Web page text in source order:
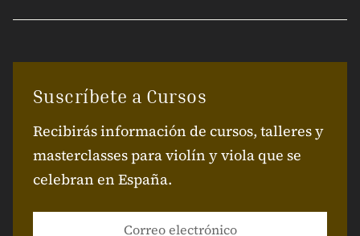
Suscríbete a Cursos
Recibirás información de cursos, talleres y
masterclasses para violín y viola que se
celebran en España.